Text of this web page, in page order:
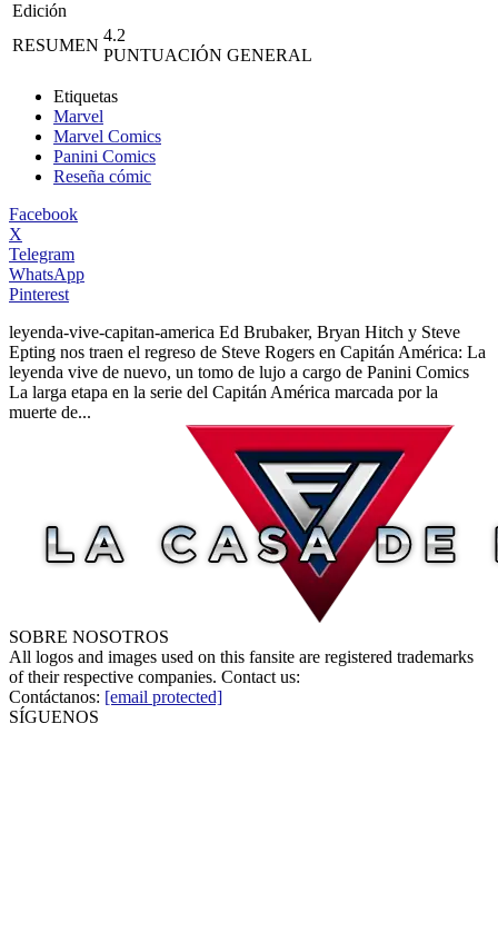
Edición
RESUMEN
4.2
PUNTUACIÓN GENERAL
Etiquetas
Marvel
Marvel Comics
Panini Comics
Reseña cómic
Facebook
X
Telegram
WhatsApp
Pinterest
leyenda-vive-capitan-america Ed Brubaker, Bryan Hitch y Steve
Epting nos traen el regreso de Steve Rogers en Capitán América: La
leyenda vive de nuevo, un tomo de lujo a cargo de Panini Comics
La larga etapa en la serie del Capitán América marcada por la
muerte de...
SOBRE NOSOTROS
All logos and images used on this fansite are registered trademarks
of their respective companies. Contact us:
Contáctanos: [email protected]
SÍGUENOS